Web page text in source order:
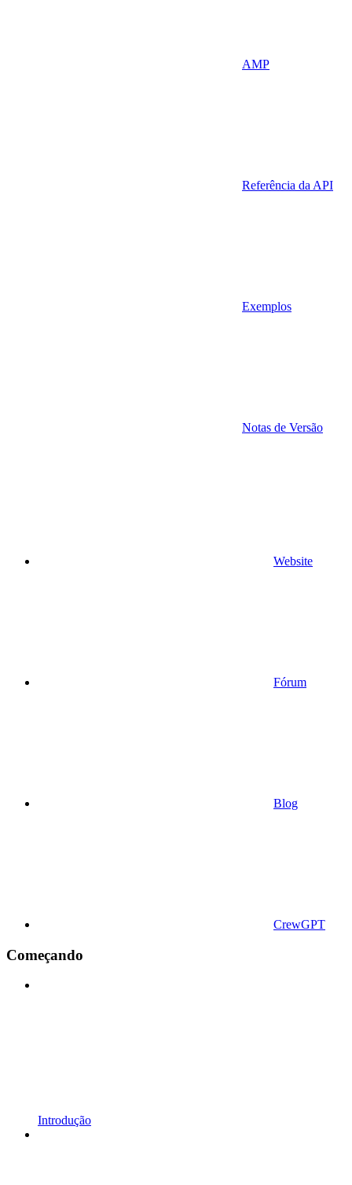
AMP
Referência da API
Exemplos
Notas de Versão
Website
Fórum
Blog
CrewGPT
Começando
Introdução